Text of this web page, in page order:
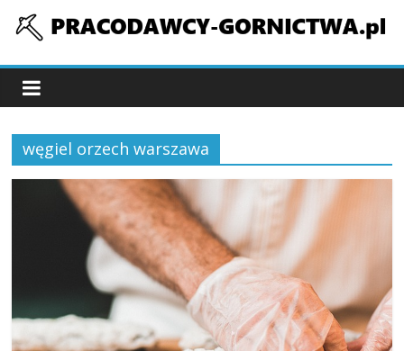
pracodawcy-
gornictwa.pl
węgiel orzech warszawa